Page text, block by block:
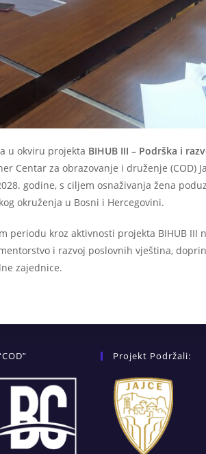
u okviru projekta BIHUB III – Podrška i
Centar za obrazovanje i druženje (COD)
godine, s ciljem osnaživanja žena
okruženja u Bosni i Hercegovini.
periodu kroz aktivnosti projekta BIHUB
i razvoj poslovnih vještina,
zajednice.
Projekt Podržali: